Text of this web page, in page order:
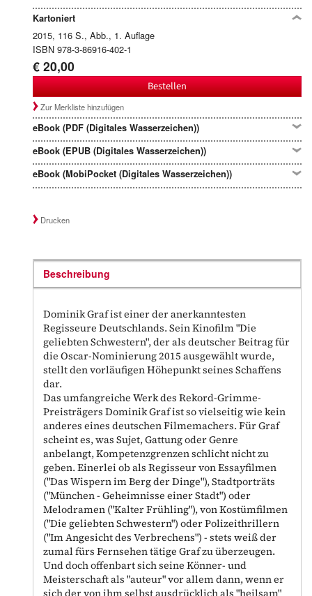
Kartoniert
2015, 116 S., Abb., 1. Auflage
ISBN 978-3-86916-402-1
€ 20,00
Bestellen
Zur Merkliste hinzufügen
eBook (PDF (Digitales Wasserzeichen))
eBook (EPUB (Digitales Wasserzeichen))
eBook (MobiPocket (Digitales Wasserzeichen))
Drucken
Beschreibung
Dominik Graf ist einer der anerkanntesten
Regisseure Deutschlands. Sein Kinofilm "Die
geliebten Schwestern", der als deutscher Beitrag für
die Oscar-Nominierung 2015 ausgewählt wurde,
stellt den vorläufigen Höhepunkt seines Schaffens
dar.
Das umfangreiche Werk des Rekord-Grimme-
Preisträgers Dominik Graf ist so vielseitig wie kein
anderes eines deutschen Filmemachers. Für Graf
scheint es, was Sujet, Gattung oder Genre
anbelangt, Kompetenzgrenzen schlicht nicht zu
geben. Einerlei ob als Regisseur von Essayfilmen
("Das Wispern im Berg der Dinge"), Stadtporträts
("München - Geheimnisse einer Stadt") oder
Melodramen ("Kalter Frühling"), von Kostümfilmen
("Die geliebten Schwestern") oder Polizeithrillern
("Im Angesicht des Verbrechens") - stets weiß der
zumal fürs Fernsehen tätige Graf zu überzeugen.
Und doch offenbart sich seine Könner- und
Meisterschaft als "auteur" vor allem dann, wenn er
sich der von ihm selbst ausdrücklich als "heilsam"